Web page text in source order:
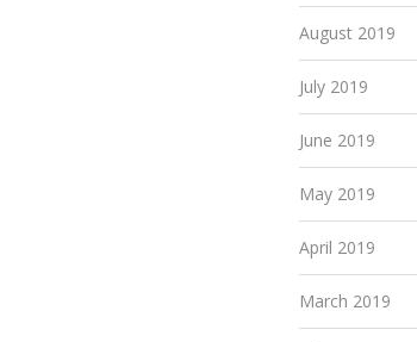
August 2019
July 2019
June 2019
May 2019
April 2019
March 2019